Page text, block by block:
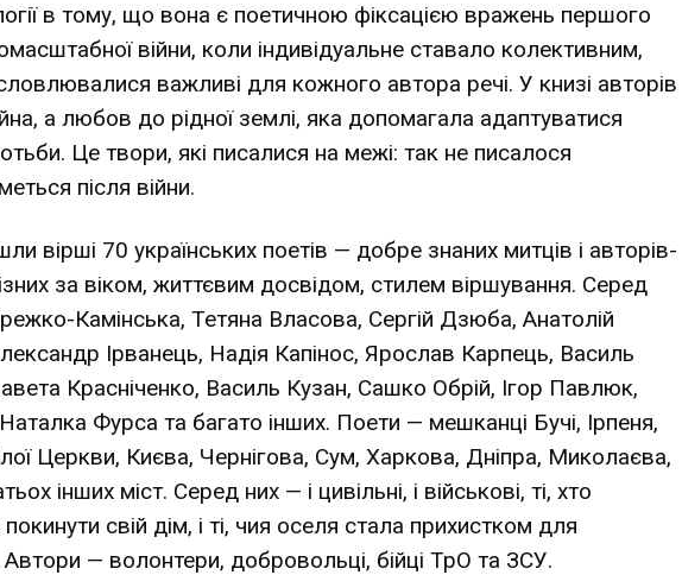
в тому, що вона є поетичною фіксацією вражень першого
війни, коли індивідуальне ставало колективним,
важливі для кожного автора речі. У книзі авторів
а любов до рідної землі, яка допомагала адаптуватися
Це твори, які писалися на межі: так не писалося
після війни.
вірші 70 українських поетів — добре знаних митців і авторів-
за віком, життєвим досвідом, стилем віршування. Серед
Камінська, Тетяна Власова, Сергій Дзюба, Анатолій
Ірванець, Надія Капінос, Ярослав Карпець, Василь
Красніченко, Василь Кузан, Сашко Обрій, Ігор Павлюк,
Фурса та багато інших. Поети — мешканці Бучі, Ірпеня,
Церкви, Києва, Чернігова, Сум, Харкова, Дніпра, Миколаєва,
інших міст. Серед них — і цивільні, і військові, ті, хто
свій дім, і ті, чия оселя стала прихистком для
Автори — волонтери, добровольці, бійці ТрО та ЗСУ.